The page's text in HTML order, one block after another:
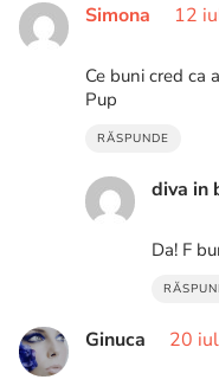
Simona 12
Ce buni cred ca
Pup
RĂSPUNDE
diva in
Da! F
Ginuca 20